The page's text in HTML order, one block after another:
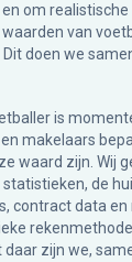
om realistische
van
doen we
is
makelaars
waard zijn. Wij
de
contract data en
daar zijn we,